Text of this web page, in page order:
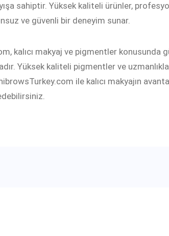
sahiptir. Yüksek kaliteli ürünler,
ve güvenli bir deneyim sunar.
kalıcı makyaj ve pigmentler konusunda
Yüksek kaliteli pigmentler ve
ile kalıcı makyajın